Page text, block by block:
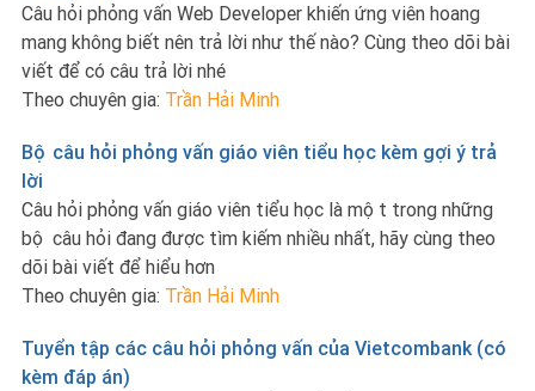
Câu hỏi phỏng vấn Web Developer khiến ứng viên hoang
mang không biết nên trả lời như thế nào? Cùng theo dõi bài
viết để có câu trả lời nhé
Theo chuyên gia: Trần Hải Minh
Bộ câu hỏi phỏng vấn giáo viên tiểu học kèm gợi ý trả
lời
Câu hỏi phỏng vấn giáo viên tiểu học là một trong những
bộ câu hỏi đang được tìm kiếm nhiều nhất, hãy cùng theo
dõi bài viết để hiểu hơn
Theo chuyên gia: Trần Hải Minh
Tuyển tập các câu hỏi phỏng vấn của Vietcombank (có
kèm đáp án)